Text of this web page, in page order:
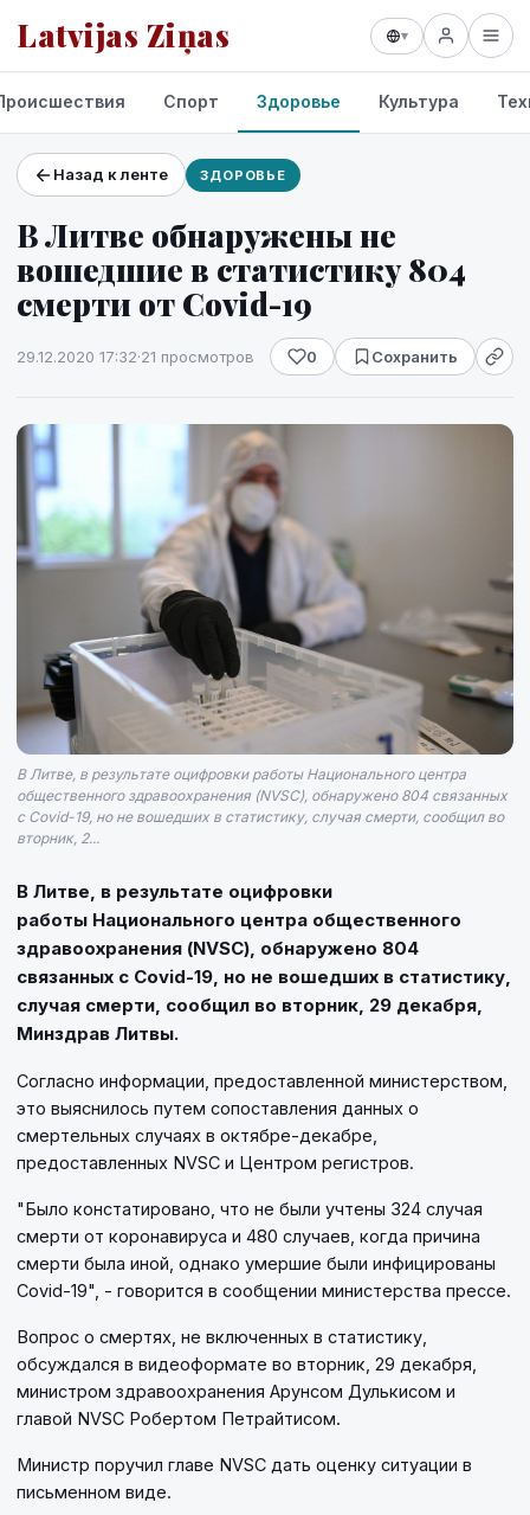
Latvijas Ziņas ▾
Проекты и сервисы
Прогноз погоды
Спорт Здоровье Культура
Назад к ленте ЗДОРОВЬЕ
В Литве обнаружены не
вошедшие в статистику 804
смерти от Covid-19
29.12.2020 17:32·21 просмотров 0 Сохранить
В Литве, в результате оцифровки работы Национального центра
общественного здравоохранения (NVSC), обнаружено 804 связанных
с Covid-19, но не вошедших в статистику, случая смерти, сообщил во
вторник, 2...
В Литве, в результате оцифровки
работы Национального центра общественного
здравоохранения (NVSC), обнаружено 804
связанных с Covid-19, но не вошедших в статистику,
случая смерти, сообщил во вторник, 29 декабря,
Минздрав Литвы.
Согласно информации, предоставленной министерством,
это выяснилось путем сопоставления данных о
смертельных случаях в октябре-декабре,
предоставленных NVSC и Центром регистров.
"Было констатировано, что не были учтены 324 случая
смерти от коронавируса и 480 случаев, когда причина
смерти была иной, однако умершие были инфицированы
Covid-19", - говорится в сообщении министерства прессе.
Вопрос о смертях, не включенных в статистику,
обсуждался в видеоформате во вторник, 29 декабря,
министром здравоохранения Арунcом Дулькисом и
главой NVSC Робертом Петрайтисом.
Министр поручил главе NVSC дать оценку ситуации в
письменном виде.